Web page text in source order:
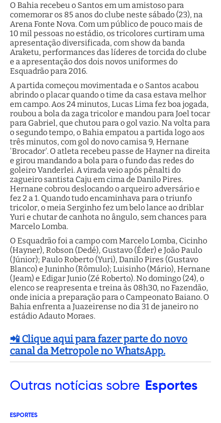
O Bahia recebeu o Santos em um amistoso para
comemorar os 85 anos do clube neste sábado (23), na
Arena Fonte Nova. Com um público de pouco mais de
10 mil pessoas no estádio, os tricolores curtiram uma
apresentação diversificada, com show da banda
Araketu, performances das líderes de torcida do clube
e a apresentação dos dois novos uniformes do
Esquadrão para 2016.
A partida começou movimentada e o Santos acabou
abrindo o placar quando o time da casa estava melhor
em campo. Aos 24 minutos, Lucas Lima fez boa jogada,
roubou a bola da zaga tricolor e mandou para Joel tocar
para Gabriel, que chutou para o gol vazio. Na volta para
o segundo tempo, o Bahia empatou a partida logo aos
três minutos, com gol do novo camisa 9, Hernane
'Brocador'. O atleta recebeu passe de Hayner na direita
e girou mandando a bola para o fundo das redes do
goleiro Vanderlei. A virada veio após pênalti do
zagueiro santista Caju em cima de Danilo Pires.
Hernane cobrou deslocando o arqueiro adversário e
fez 2 a 1. Quando tudo encaminhava para o triunfo
tricolor, o meia Serginho fez um belo lance ao driblar
Yuri e chutar de canhota no ângulo, sem chances para
Marcelo Lomba.
O Esquadrão foi a campo com Marcelo Lomba, Cicinho
(Hayner), Robson (Dedé), Gustavo (Éder) e João Paulo
(Júnior); Paulo Roberto (Yuri), Danilo Pires (Gustavo
Blanco) e Juninho (Rômulo); Luisinho (Mário), Hernane
(Jeam) e Edigar Junio (Zé Roberto). No domingo (24), o
elenco se reapresenta e treina às 08h30, no Fazendão,
onde inicia a preparação para o Campeonato Baiano. O
Bahia enfrenta a Juazeirense no dia 31 de janeiro no
estádio Adauto Moraes.
📲 Clique aqui para fazer parte do novo
canal da Metropole no WhatsApp.
Outras notícias sobre Esportes
ESPORTES